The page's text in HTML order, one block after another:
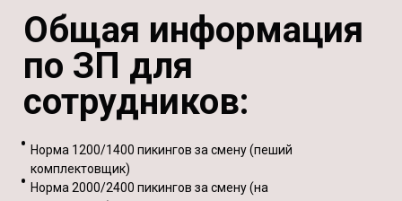
Общая информация
по ЗП для
сотрудников:
Норма 1200/1400 пикингов за смену (пеший
комплектовщик)
Норма 2000/2400 пикингов за смену (на